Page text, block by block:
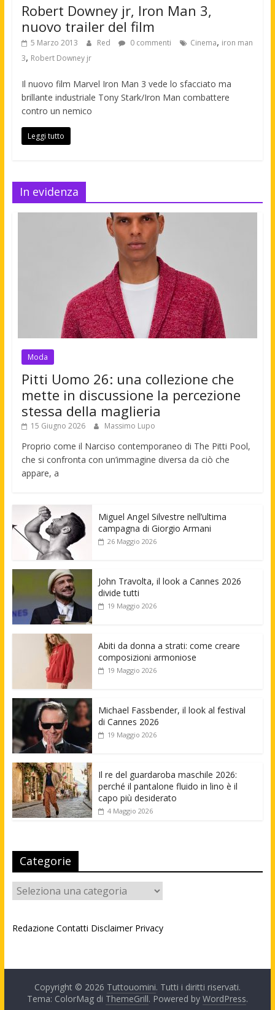
Robert Downey jr, Iron Man 3,
nuovo trailer del film
5 Marzo 2013 Red 0 commenti Cinema, iron man
3, Robert Downey jr
Il nuovo film Marvel Iron Man 3 vede lo sfacciato ma
brillante industriale Tony Stark/Iron Man combattere
contro un nemico
Leggi tutto
In evidenza
Moda
Pitti Uomo 26: una collezione che
mette in discussione la percezione
stessa della maglieria
15 Giugno 2026 Massimo Lupo
Proprio come il Narciso contemporaneo di The Pitti Pool,
che si confronta con un’immagine diversa da ciò che
appare, a
Miguel Angel Silvestre nell’ultima
campagna di Giorgio Armani
26 Maggio 2026
John Travolta, il look a Cannes 2026
divide tutti
19 Maggio 2026
Abiti da donna a strati: come creare
composizioni armoniose
19 Maggio 2026
Michael Fassbender, il look al festival
di Cannes 2026
19 Maggio 2026
Il re del guardaroba maschile 2026:
perché il pantalone fluido in lino è il
capo più desiderato
4 Maggio 2026
Categorie
Categorie
Redazione Contatti Disclaimer Privacy
Copyright © 2026 Tuttouomini. Tutti i diritti riservati.
Tema: ColorMag di ThemeGrill. Powered by WordPress.